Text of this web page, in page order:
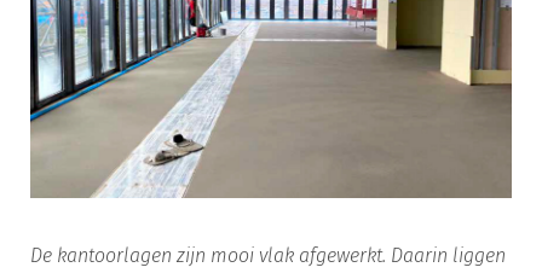
De kantoorlagen zijn mooi vlak afgewerkt. Daarin liggen